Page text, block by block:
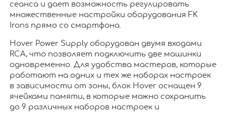
сеанса и дает возможность регулировать
множественные настройки оборудования FK
Irons прямо со смартфона.
Hover Power Supply оборудован двумя входами
RCA, что позволяет подключить две машинки
одновременно. Для удобства мастеров, которые
работают на одних и тех же наборах настроек
в зависимости от зоны, блок Hover оснащен 9
ячейками памяти, в которые можно сохранить
до 9 различных наборов настроек и